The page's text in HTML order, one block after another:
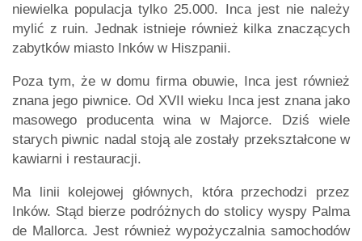
niewielka populacja tylko 25.000. Inca jest nie należy
mylić z ruin. Jednak istnieje również kilka znaczących
zabytków miasto Inków w Hiszpanii.
Poza tym, że w domu firma obuwie, Inca jest również
znana jego piwnice. Od XVII wieku Inca jest znana jako
masowego producenta wina w Majorce. Dziś wiele
starych piwnic nadal stoją ale zostały przekształcone w
kawiarni i restauracji.
Ma linii kolejowej głównych, która przechodzi przez
Inków. Stąd bierze podróżnych do stolicy wyspy Palma
de Mallorca. Jest również wypożyczalnia samochodów